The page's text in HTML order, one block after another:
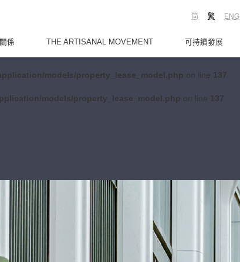
models/property_lease_model.php on line 137
models/property_lease_model.php on line 137
ENG
繁
简
係 THE ARTISANAL MOVEMENT 可持續發展